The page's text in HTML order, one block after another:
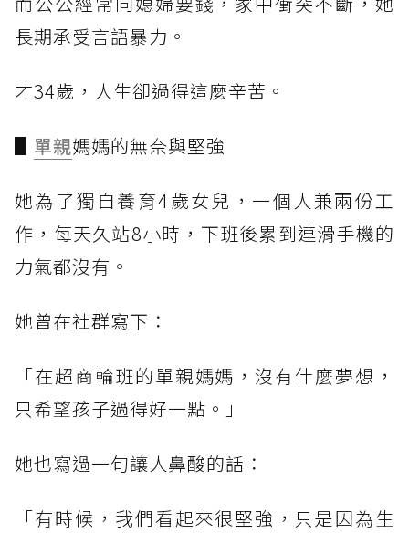
長期承受言語暴力。
才34歲，人生卻過得這麼辛苦。
▋ 單親媽媽的無奈與堅強
她為了獨自養育4歲女兒，一個人兼兩份工
作，每天久站8小時，下班後累到連滑手機的
力氣都沒有。
她曾在社群寫下：
「在超商輪班的單親媽媽，沒有什麼夢想，
只希望孩子過得好一點。」
她也寫過一句讓人鼻酸的話：
「有時候，我們看起來很堅強，只是因為生